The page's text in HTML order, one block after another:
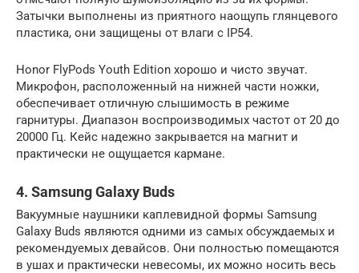
Затычки выполнены из приятного наощупь глянцевого
пластика, они защищены от влаги с IP54.
Honor FlyPods Youth Edition хорошо и чисто звучат.
Микрофон, расположенный на нижней части ножки,
обеспечивает отличную слышимость в режиме
гарнитуры. Диапазон воспроизводимых частот от 20 до
20000 Гц. Кейс надежно закрывается на магнит и
практически не ощущается кармане.
4. Samsung Galaxy Buds
Вакуумные наушники каплевидной формы Samsung
Galaxy Buds являются одними из самых обсуждаемых и
рекомендуемых девайсов. Они полностью помещаются
в ушах и практически невесомы, их можно носить весь